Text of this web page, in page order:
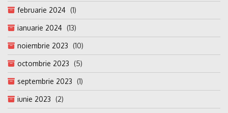
februarie 2024 (1)
ianuarie 2024 (13)
noiembrie 2023 (10)
octombrie 2023 (5)
septembrie 2023 (1)
iunie 2023 (2)